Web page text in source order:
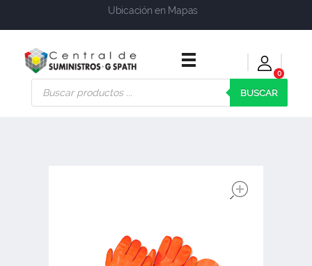
Ubicación en Mapas
Central de Suministros Gspath
Suministros y soluciones integrales para su empresa o negocio
0
BUSCAR